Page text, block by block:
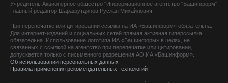
Учредитель Акционерное общество "Информационное агентство "Башинформ"
Главный редактор Шарафутдинов Руслан Михайлович
При перепечатке или цитировании ссылка на ИА «Башинформ» обязательна.
Для интернет-изданий и социальных сетей прямая активная гиперссылка
обязательна. Использование логотипа ИА «Башинформ» в целях, не
связанных с ссылкой на агентство при перепечатке или цитировании,
допускается только с письменного разрешения АО ИА «Башинформ».
Об использовании персональных данных
Правила применения рекомендательных технологий